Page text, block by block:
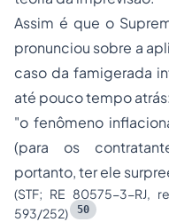
Assim é que o
pronunciou sobre a
caso da famigerada
até pouco tempo atrás:
"o fenômeno
(para os
portanto, ter ele
(STF; RE 80575-3-RJ,
593/252)
50